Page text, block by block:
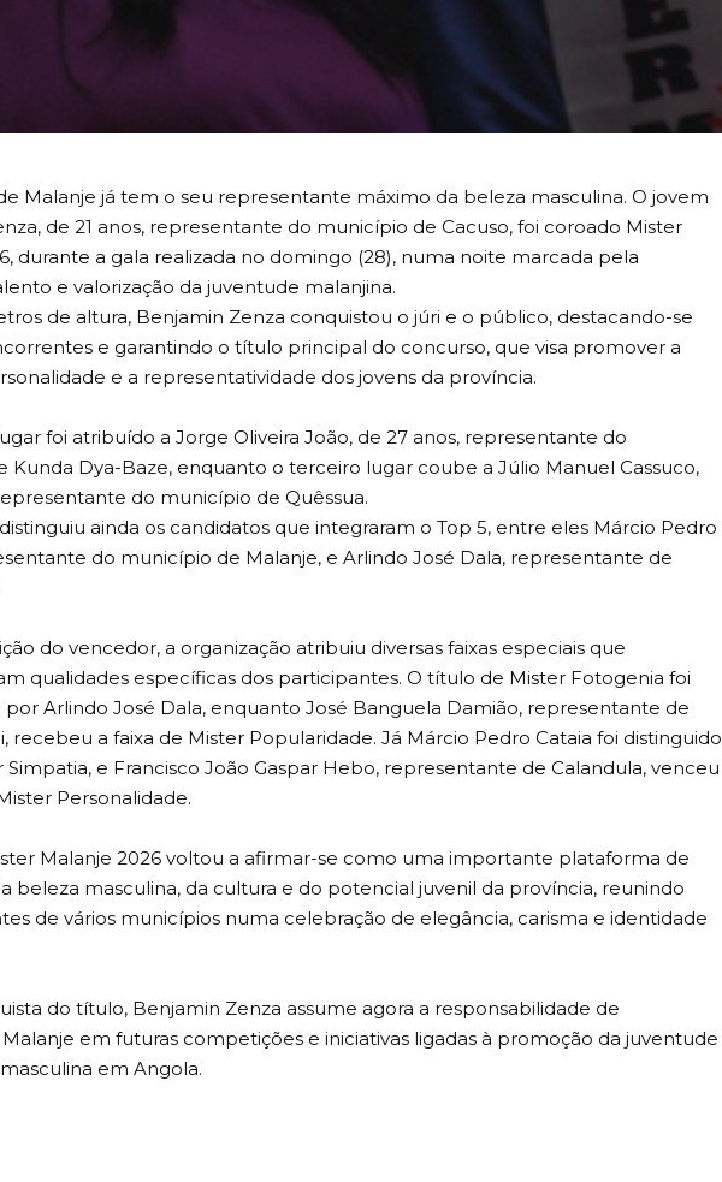
Malanje já tem o seu representante máximo da beleza masculina. O jovem
de 21 anos, representante do município de Cacuso, foi coroado Mister
durante a gala realizada no domingo (28), numa noite marcada pela
e valorização da juventude malanjina.
de altura, Benjamin Zenza conquistou o júri e o público, destacando-se
e garantindo o título principal do concurso, que visa promover a
e a representatividade dos jovens da província.
foi atribuído a Jorge Oliveira João, de 27 anos, representante do
Kunda Dya-Baze, enquanto o terceiro lugar coube a Júlio Manuel Cassuco,
do município de Quêssua.
ainda os candidatos que integraram o Top 5, entre eles Márcio Pedro
do município de Malanje, e Arlindo José Dala, representante de
do vencedor, a organização atribuiu diversas faixas especiais que
qualidades específicas dos participantes. O título de Mister Fotogenia foi
por Arlindo José Dala, enquanto José Banguela Damião, representante de
recebeu a faixa de Mister Popularidade. Já Márcio Pedro Cataia foi distinguido
e Francisco João Gaspar Hebo, representante de Calandula, venceu
Personalidade.
Malanje 2026 voltou a afirmar-se como uma importante plataforma de
beleza masculina, da cultura e do potencial juvenil da província, reunindo
de vários municípios numa celebração de elegância, carisma e identidade
do título, Benjamin Zenza assume agora a responsabilidade de
em futuras competições e iniciativas ligadas à promoção da juventude
em Angola.